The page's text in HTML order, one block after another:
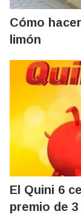
Cómo
limón
El Quini 6
premio de